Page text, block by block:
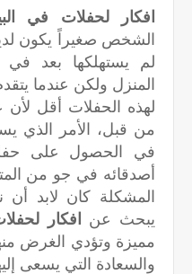
افكار لحفلات في
الشخص صغيراً يكون
لم يستهلكها بعد
المنزل ولكن عندما
لهذه الحفلات أقل
من قبل، الأمر الذي
في الحصول على
أصدقائه في جو من
المشكلة كان لابد
يبحث عن
افكار
مميزة وتؤدي الغرض
والسعادة التي يسعى